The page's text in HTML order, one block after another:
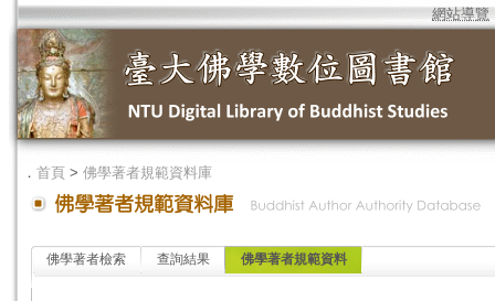
網站導覽
． 首頁 > 佛學著者規範資料庫
佛學著者檢索 查詢結果 佛學著者規範資料